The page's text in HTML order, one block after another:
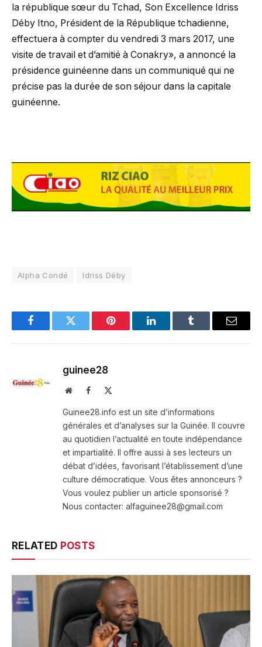
la république sœur du Tchad, Son Excellence Idriss
Déby Itno, Président de la République tchadienne,
effectuera à compter du vendredi 3 mars 2017, une
visite de travail et d’amitié à Conakry», a annoncé la
présidence guinéenne dans un communiqué qui ne
précise pas la durée de son séjour dans la capitale
guinéenne.
Alpha Condé Idriss Déby
FacebookTwitter Pinterest LinkedInTumblr Email
guinee28
WebsiteFacebook
Guinee28.info est un site d’informations
générales et d’analyses sur la Guinée. Il couvre
au quotidien l’actualité en toute indépendance
et impartialité. Il offre aussi à ses lecteurs un
débat d’idées, favorisant l’établissement d’une
culture démocratique. Vous êtes annonceurs ?
Vous voulez publier un article sponsorisé ?
Nous contacter: alfaguinee28@gmail.com
RELATED POSTS